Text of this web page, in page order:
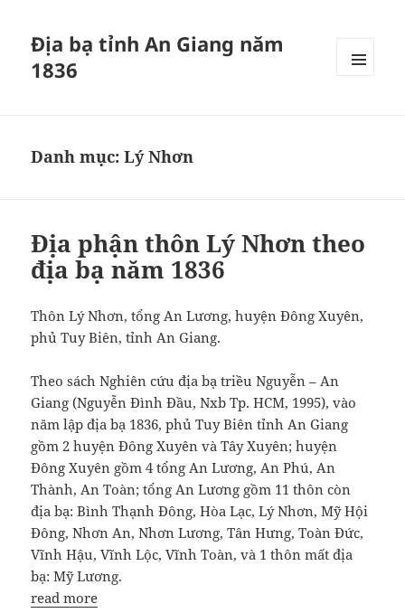
Địa bạ tỉnh An Giang năm
1836
Danh mục:Lý Nhơn
Địa phận thôn Lý Nhơn theo
địa bạ năm 1836
Thôn Lý Nhơn, tổng An Lương, huyện Đông Xuyên,
phủ Tuy Biên, tỉnh An Giang.
Theo sách Nghiên cứu địa bạ triều Nguyễn – An
Giang (Nguyễn Đình Đầu, Nxb Tp. HCM, 1995), vào
năm lập địa bạ 1836, phủ Tuy Biên tỉnh An Giang
gồm 2 huyện Đông Xuyên và Tây Xuyên; huyện
Đông Xuyên gồm 4 tổng An Lương, An Phú, An
Thành, An Toàn; tổng An Lương gồm 11 thôn còn
địa bạ: Bình Thạnh Đông, Hòa Lạc, Lý Nhơn, Mỹ Hội
Đông, Nhơn An, Nhơn Lương, Tân Hưng, Toàn Đức,
Vĩnh Hậu, Vĩnh Lộc, Vĩnh Toàn, và 1 thôn mất địa
bạ: Mỹ Lương.
read more